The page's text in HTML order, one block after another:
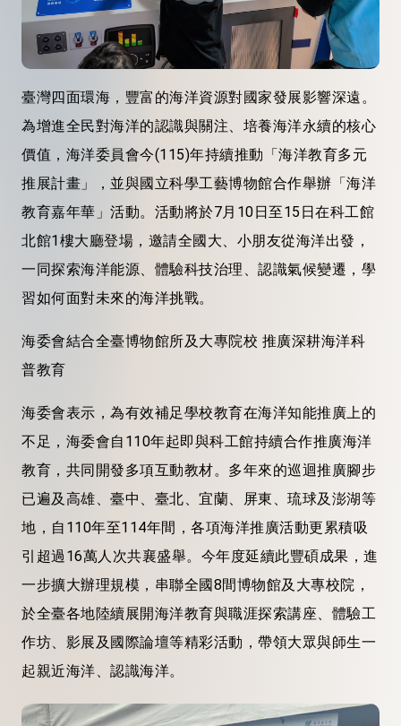
臺灣四面環海，豐富的海洋資源對國家發展影響深遠。
為增進全民對海洋的認識與關注、培養海洋永續的核心
價值，海洋委員會今(115)年持續推動「海洋教育多元
推展計畫」，並與國立科學工藝博物館合作舉辦「海洋
教育嘉年華」活動。活動將於7月10日至15日在科工館
北館1樓大廳登場，邀請全國大、小朋友從海洋出發，
一同探索海洋能源、體驗科技治理 、認識氣候變遷 ，學
習如何面對未來的海洋挑戰。
海委會結合全臺博物館所及大專院校 推廣深耕海洋科
普教育
海委會表示，為有效補足學校教育在海洋知能推廣上的
不足， 海委會自110年起即與科工館持續合作推廣海洋
教育，共同開發多項互動教材。多年來的巡迴推廣腳步
已遍及高雄、 臺中、 臺北、宜蘭、屏東、琉球及澎湖等
地，自110年至114年間，各項海洋推廣活動更累積吸
引超過16萬人次共襄盛舉。今年度延續此豐碩成果， 進
一步擴大辦理規模，串聯全國8間博物館及大專校院，
於全臺各地陸續展開海洋教育與職涯探索講座、體驗工
作坊、影展及國際論壇等精彩活動，帶領大眾與師生一
起親近海洋、認識海洋。